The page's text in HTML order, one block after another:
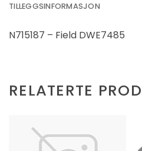
TILLEGGSINFORMASJON
N715187 – Field DWE7485
RELATERTE